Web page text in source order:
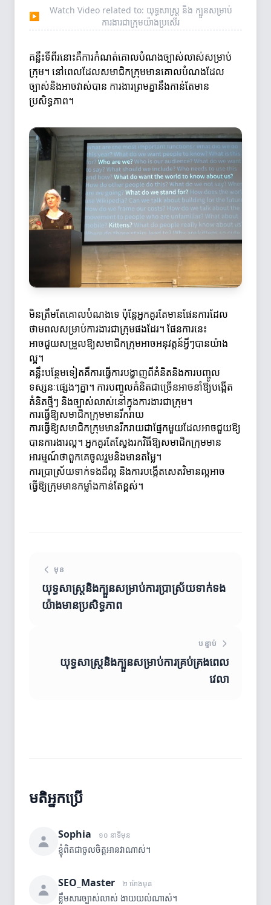
▶
Watch Video related to: យុទ្ធសាស្ត្រ និង ក្បួនសម្រាប់
ការងារជាក្រុមយ៉ាងប្រសើរ
គន្លឹះទីពីរនោះគឺការកំណត់គោលបំណងច្បាស់លាស់សម្រាប់
ក្រុម។ នៅពេលដែលសមាជិកក្រុមមានគោលបំណងដែល
ច្បាស់និងអាចវាស់បាន ការងារព្រមគ្នានឹងកាន់តែមាន
ប្រសិទ្ធភាព។
មិនត្រឹមតែគោលបំណងទេ ប៉ុន្តែអ្នកគួរតែមានផែនការដែល
ថាមពលសម្រាប់ការងារជាក្រុមផងដែរ។ ផែនការនេះ
អាចជួយសម្រួលឱ្យសមាជិកក្រុមអាចអនុវត្តន៍អ្វីៗបានយ៉ាង
ល្អ។
គន្លឹះបន្ថែមទៀតគឺការធ្វើការបង្ហាញពីគំនិតនិងការបញ្ចូល
ទស្សនៈផ្សេងៗគ្នា។ ការបញ្ចូលគំនិតជាច្រើនអាចនាំឱ្យបង្កើត
គំនិតថ្មីៗ និងច្បាស់លាស់នៅក្នុងការងារជាក្រុម។
ការធ្វើឱ្យសមាជិកក្រុមមានរីករាយ
ការធ្វើឱ្យសមាជិកក្រុមមានរីករាយជាផ្នែកមួយដែលអាចជួយឱ្យ
បានការងារល្អ។ អ្នកគួរតែស្វែងរកវិធីឱ្យសមាជិកក្រុមមាន
អារម្មណ៍ថាពួកគេចូលរួមនិងមានតម្លៃ។
ការប្រាស្រ័យទាក់ទងដ៏ល្អ និងការបង្កើតសេតវិមានល្អអាច
ធ្វើឱ្យក្រុមមានកម្លាំងកាន់តែខ្ពស់។
មុន
យុទ្ធសាស្ត្រនិងក្បួនសម្រាប់ការប្រាស្រ័យទាក់ទង
យ៉ាងមានប្រសិទ្ធភាព
បន្ទាប់
យុទ្ធសាស្ត្រនិងក្បួនសម្រាប់ការគ្រប់គ្រងពេល
វេលា
មតិអ្នកប្រើ
Sophia ១០ នាទីមុន
ខ្ញុំពិតជាចូលចិត្តអានវាណាស់។
SEO_Master ២ ម៉ោងមុន
ខ្លឹមសារច្បាស់លាស់ ងាយយល់ណាស់។